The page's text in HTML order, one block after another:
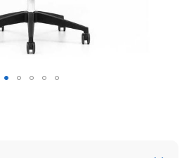
Comfort Anne's counter LX001